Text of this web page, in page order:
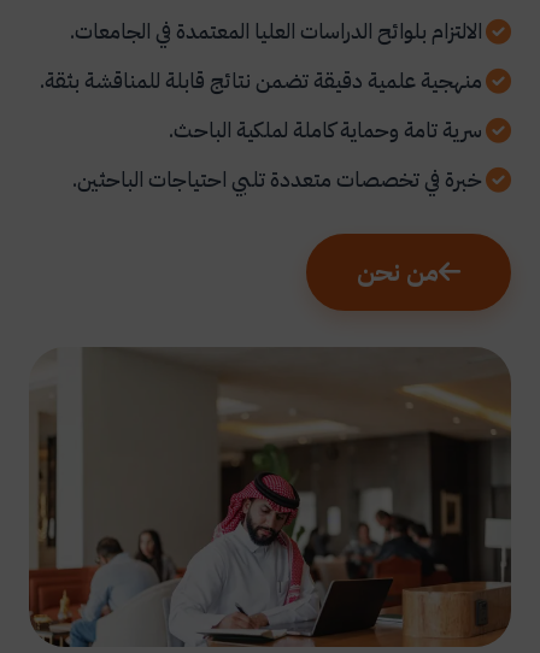
الالتزام بلوائح الدراسات العليا المعتمدة في الجامعات.
منهجية علمية دقيقة تضمن نتائج قابلة للمناقشة بثقة.
سرية تامة وحماية كاملة لملكية الباحث.
خبرة في تخصصات متعددة تلبي احتياجات الباحثين.
من نحن